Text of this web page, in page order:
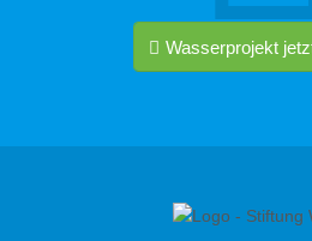
Wasserprojekt